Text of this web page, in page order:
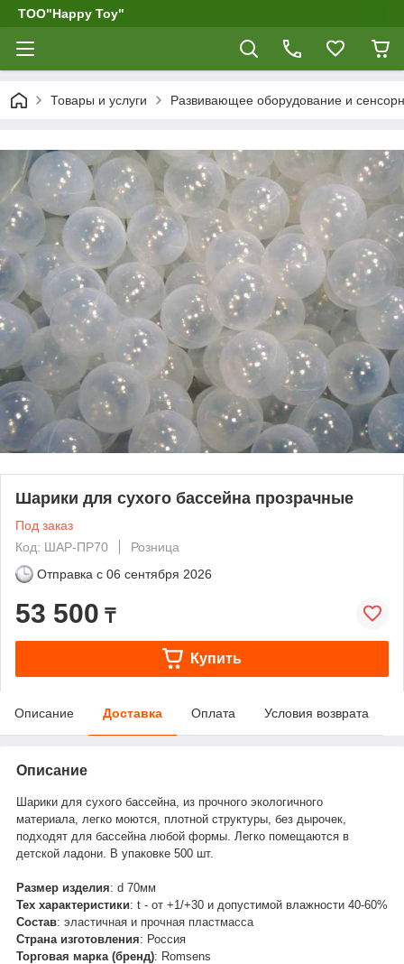
ТОО"Happy Toy"
Товары и услуги Развивающее оборудование и
Шарики для сухого бассейна прозрачные
Под заказ
Код: ШАР-ПР70
Розница
Отправка с 06 сентября 2026
53 500 ₸
Купить
Описание Доставка Оплата Условия возврата
Описание
Шарики для сухого бассейна, из прочного экологичного
материала, легко моются, плотной структуры, без дырочек,
подходят для бассейна любой формы. Легко помещаются в
детской ладони. В упаковке 500 шт.
Размер изделия: d 70мм
Тех характеристики: t - от +1/+30 и допустимой влажности 40-60%
Состав: эла­стич­ная и проч­ная пластмасса
Страна изготовления: Россия
Торговая марка (бренд): Romsens